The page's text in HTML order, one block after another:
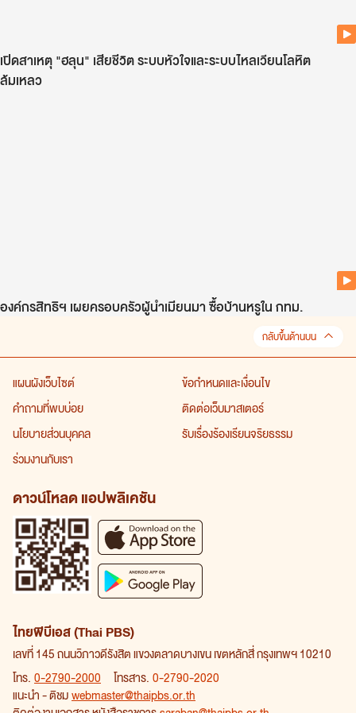
เปิดสาเหตุ "ฮลุน" เสียชีวิต ระบบหัวใจและระบบไหลเวียนโลหิต
ล้มเหลว
องค์กรสิทธิฯ เผยครอบครัวผู้นำเมียนมา ซื้อบ้านหรูใน กทม.
กลับขึ้นด้านบน
แผนผังเว็บไซต์
คำถามที่พบบ่อย
นโยบายส่วนบุคคล
ร่วมงานกับเรา
ข้อกำหนดและเงื่อนไข
ติดต่อเว็บมาสเตอร์
รับเรื่องร้องเรียนจริยธรรม
ดาวน์โหลด แอปพลิเคชัน
ไทยพีบีเอส (Thai PBS)
เลขที่ 145 ถนนวิภาวดีรังสิต แขวงตลาดบางเขน เขตหลักสี่ กรุงเทพฯ 10210
โทร. 0-2790-2000 โทรสาร. 0-2790-2020
แนะนำ - ติชม webmaster@thaipbs.or.th